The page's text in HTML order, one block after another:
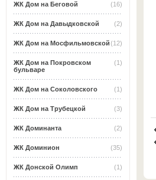
(16)
ЖК Дом на Беговой
(2)
ЖК Дом на Давыдковской
(12)
ЖК Дом на Мосфильмовской
(1)
ЖК Дом на Покровском
бульваре
(1)
ЖК Дом на Соколовского
(3)
ЖК Дом на Трубецкой
(2)
ЖК Доминанта
(35)
ЖК Доминион
(1)
ЖК Донской Олимп